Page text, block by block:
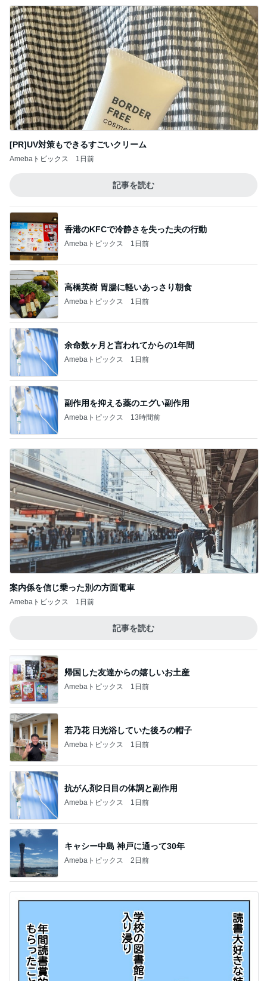
[PR]UV対策もできるすごいクリーム
Amebaトピックス 1日前
記事を読む
香港のKFCで冷静さを失った夫の行動
Amebaトピックス 1日前
高橋英樹 胃腸に軽いあっさり朝食
Amebaトピックス 1日前
余命数ヶ月と言われてからの1年間
Amebaトピックス 1日前
副作用を抑える薬のエグい副作用
Amebaトピックス 13時間前
案内係を信じ乗った別の方面電車
Amebaトピックス 1日前
記事を読む
帰国した友達からの嬉しいお土産
Amebaトピックス 1日前
若乃花 日光浴していた後ろの帽子
Amebaトピックス 1日前
抗がん剤2日目の体調と副作用
Amebaトピックス 1日前
キャシー中島 神戸に通って30年
Amebaトピックス 2日前